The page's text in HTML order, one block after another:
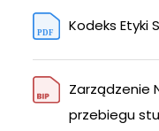
Kodeks Etyki
Zarządzenie
przebiegu